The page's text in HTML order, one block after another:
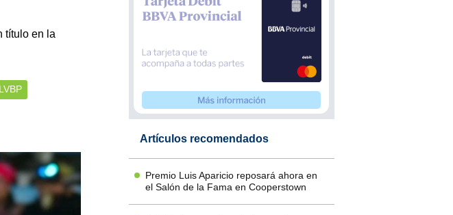
título en la
LVBP
Artículos recomendados
Premio Luis Aparicio reposará ahora en
el Salón de la Fama en Cooperstown